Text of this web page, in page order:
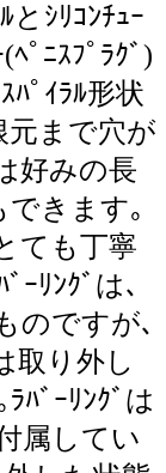
とｼﾘｺﾝﾁｭｰ
ﾟﾆｽﾌﾟﾗｸﾞ)
ﾊﾟｲﾗﾙ形状
元まで穴が
好みの長
できます｡
ても丁寧
ｰﾘﾝｸﾞは､
のですが､
取り外し
ﾊﾞｰﾘﾝｸﾞは
属してい